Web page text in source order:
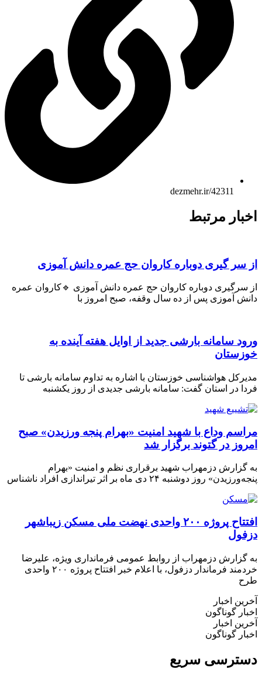
dezmehr.ir/42311
مرتبط
گیری دوباره کاروان حج عمره دانش آموزی
دوباره کاروان حج عمره دانش آموزی 🔹کاروان عمره
آموزی پس از ده سال وقفه، صبح امروز با
سامانه بارشی جدید از اوایل هفته آینده به
هواشناسی خوزستان با اشاره به تداوم سامانه بارشی تا
در استان گفت: سامانه بارشی جدیدی از روز یکشنبه
وداع با شهید امنیت «بهرام پنجه ورزیدن» صبح
در گتوند برگزار شد
دزمهراب شهید برقراری نظم و امنیت «بهرام
روز دوشنبه ۲۴ دی ماه بر اثر تیراندازی افراد ناشناس
افتتاح پروژه ۲۰۰ واحدی نهضت ملی مسکن زیباشهر
دزمهراب از روابط عمومی فرمانداری ویژه، علیرضا
خردمند فرماندار دزفول، با اعلام خبر افتتاح پروژه ۲۰۰ واحدی
اخبار
گوناگون
اخبار
گوناگون
سریع